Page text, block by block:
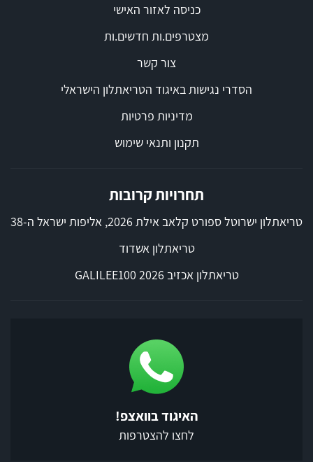
כניסה לאזור האישי
מצטרפים.ות חדשים.ות
צור קשר
הסדרי נגישות באיגוד הטריאתלון הישראלי
מדיניות פרטיות
תקנון ותנאי שימוש
תחרויות קרובות
טריאתלון ישרוטל ספורט קלאב אילת 2026, אליפות ישראל ה-38
טריאתלון אשדוד
טריאתלון אכזיב 2026 GALILEE100
האיגוד בוואצפ!
לחצו להצטרפות